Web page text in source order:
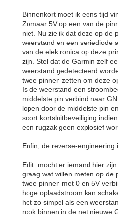
Binnenkort moet ik eens tijd
Zomaar 5V op een van de
niet. Nu zie ik dat deze op de
weerstand en een seriediode
van de elektronica op deze
zijn. Stel dat de Garmin zelf
weerstand gedetecteerd
twee pinnen zetten om deze
Is de weerstand een
middelste pin verbind naar
lopen door de middelste pin
soort kortsluitbeveiliging
een rugzak geen explosief
Enfin, de reverse-engineering
Edit: mocht er iemand hier
graag wat willen meten op de
twee pinnen met 0 en 5V
hoge oplaadstroom kan
het zo simpel als een
rook binnen in de net nieuwe